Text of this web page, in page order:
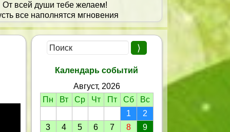
От всей души тебе желаем!
все наполнятся мгновения
и счастьем! Поздравляем!
Календарь событий
Август, 2026
Пн
Вт Ср Чт Пт Сб
Вс
1
2
3
4 5 6 7 8
9